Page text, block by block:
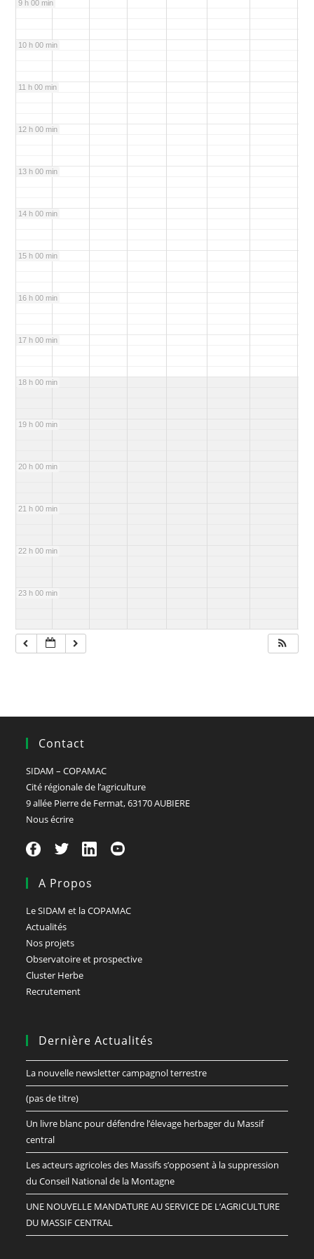
9 h 00 min
10 h 00 min
11 h 00 min
12 h 00 min
13 h 00 min
14 h 00 min
15 h 00 min
16 h 00 min
17 h 00 min
18 h 00 min
19 h 00 min
20 h 00 min
21 h 00 min
22 h 00 min
23 h 00 min
Contact
SIDAM – COPAMAC
Cité régionale de l’agriculture
9 allée Pierre de Fermat, 63170 AUBIERE
Nous écrire
A Propos
Le SIDAM et la COPAMAC
Actualités
Nos projets
Observatoire et prospective
Cluster Herbe
Recrutement
Dernière Actualités
La nouvelle newsletter campagnol terrestre
(pas de titre)
Un livre blanc pour défendre l’élevage herbager du Massif
central
Les acteurs agricoles des Massifs s’opposent à la suppression
du Conseil National de la Montagne
UNE NOUVELLE MANDATURE AU SERVICE DE L’AGRICULTURE
DU MASSIF CENTRAL